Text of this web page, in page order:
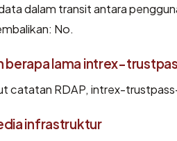
dalam transit antara
No.
berapa lama intrex-
catatan RDAP, intrex-
infrastruktur